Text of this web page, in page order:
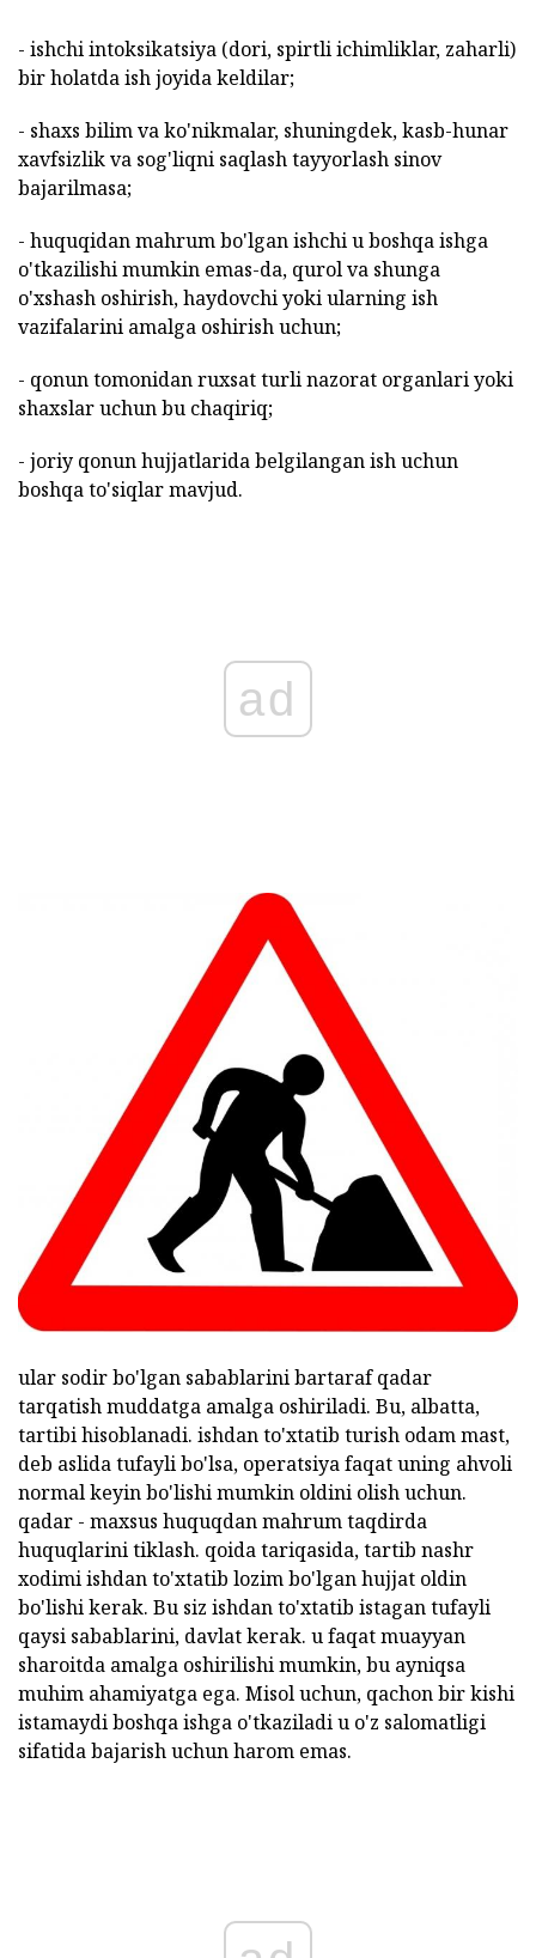
- ishchi intoksikatsiya (dori, spirtli ichimliklar, zaharli)
bir holatda ish joyida keldilar;
- shaxs bilim va ko'nikmalar, shuningdek, kasb-hunar
xavfsizlik va sog'liqni saqlash tayyorlash sinov
bajarilmasa;
- huquqidan mahrum bo'lgan ishchi u boshqa ishga
o'tkazilishi mumkin emas-da, qurol va shunga
o'xshash oshirish, haydovchi yoki ularning ish
vazifalarini amalga oshirish uchun;
- qonun tomonidan ruxsat turli nazorat organlari yoki
shaxslar uchun bu chaqiriq;
- joriy qonun hujjatlarida belgilangan ish uchun
boshqa to'siqlar mavjud.
ad
ular sodir bo'lgan sabablarini bartaraf qadar
tarqatish muddatga amalga oshiriladi. Bu, albatta,
tartibi hisoblanadi. ishdan to'xtatib turish odam mast,
deb aslida tufayli bo'lsa, operatsiya faqat uning ahvoli
normal keyin bo'lishi mumkin oldini olish uchun.
qadar - maxsus huquqdan mahrum taqdirda
huquqlarini tiklash. qoida tariqasida, tartib nashr
xodimi ishdan to'xtatib lozim bo'lgan hujjat oldin
bo'lishi kerak. Bu siz ishdan to'xtatib istagan tufayli
qaysi sabablarini, davlat kerak. u faqat muayyan
sharoitda amalga oshirilishi mumkin, bu ayniqsa
muhim ahamiyatga ega. Misol uchun, qachon bir kishi
istamaydi boshqa ishga o'tkaziladi u o'z salomatligi
sifatida bajarish uchun harom emas.